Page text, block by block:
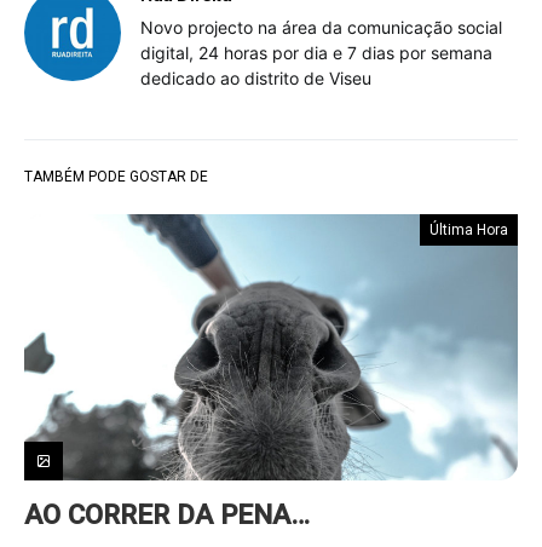
Novo projecto na área da comunicação social
digital, 24 horas por dia e 7 dias por semana
dedicado ao distrito de Viseu
TAMBÉM PODE GOSTAR DE
Última Hora
AO CORRER DA PENA…